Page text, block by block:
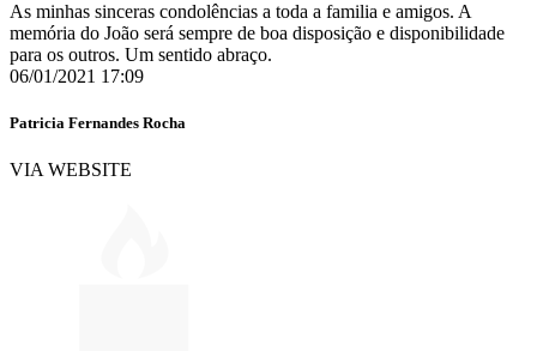
As minhas sinceras condolências a toda a familia e amigos. A
memória do João será sempre de boa disposição e disponibilidade
para os outros. Um sentido abraço.
06/01/2021 17:09
Patricia Fernandes Rocha
VIA WEBSITE